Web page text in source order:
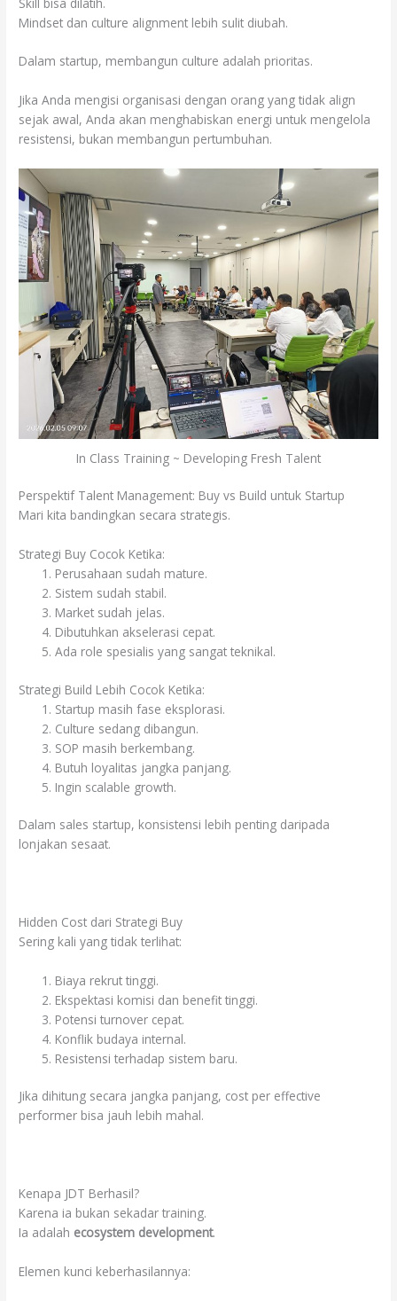
Mindset dan culture alignment lebih sulit diubah.
Dalam startup, membangun culture adalah prioritas.
Jika Anda mengisi organisasi dengan orang yang tidak align
sejak awal, Anda akan menghabiskan energi untuk mengelola
resistensi, bukan membangun pertumbuhan.
In Class Training ~ Developing Fresh Talent
Perspektif Talent Management: Buy vs Build untuk Startup
Mari kita bandingkan secara strategis.
Strategi Buy Cocok Ketika:
Perusahaan sudah mature.
Sistem sudah stabil.
Market sudah jelas.
Dibutuhkan akselerasi cepat.
Ada role spesialis yang sangat teknikal.
Strategi Build Lebih Cocok Ketika:
Startup masih fase eksplorasi.
Culture sedang dibangun.
SOP masih berkembang.
Butuh loyalitas jangka panjang.
Ingin scalable growth.
Dalam sales startup, konsistensi lebih penting daripada
lonjakan sesaat.
Hidden Cost dari Strategi Buy
Sering kali yang tidak terlihat:
Biaya rekrut tinggi.
Ekspektasi komisi dan benefit tinggi.
Potensi turnover cepat.
Konflik budaya internal.
Resistensi terhadap sistem baru.
Jika dihitung secara jangka panjang, cost per effective
performer bisa jauh lebih mahal.
Kenapa JDT Berhasil?
Karena ia bukan sekadar training.
Ia adalah ecosystem development.
Elemen kunci keberhasilannya: